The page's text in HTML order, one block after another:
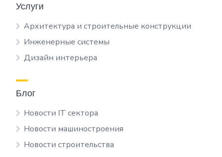
Услуги
Архитектура и строительные конструкции
Инженерные системы
Дизайн интерьера
Блог
Новости IT сектора
Новости машиностроения
Новости строительства